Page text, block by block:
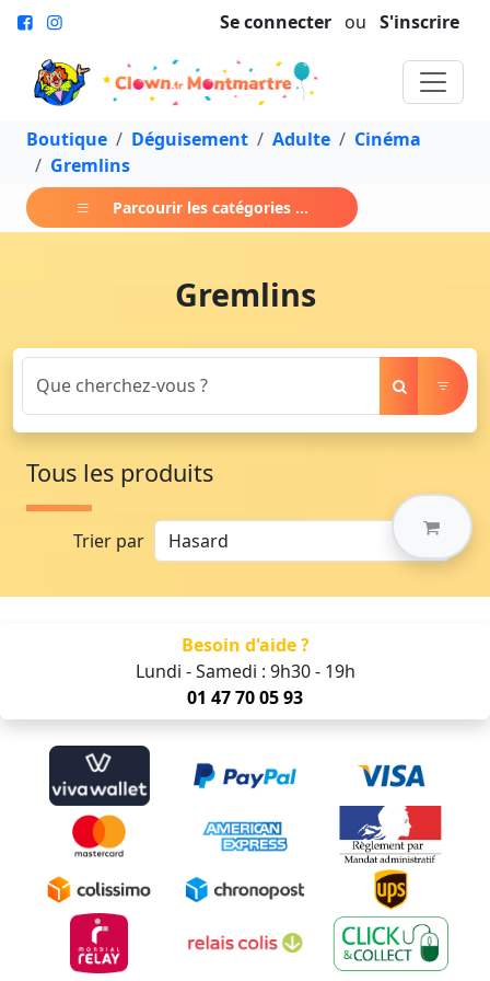
Se connecter ou S'inscrire
Boutique Déguisement Adulte
Cinéma
Gremlins
Parcourir les catégories ...
Gremlins
Tous les produits
Trier par
Besoin d'aide ?
Lundi - Samedi : 9h30 - 19h
01 47 70 05 93